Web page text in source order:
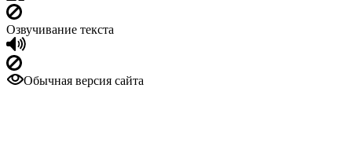
Озвучивание текста
Обычная версия сайта